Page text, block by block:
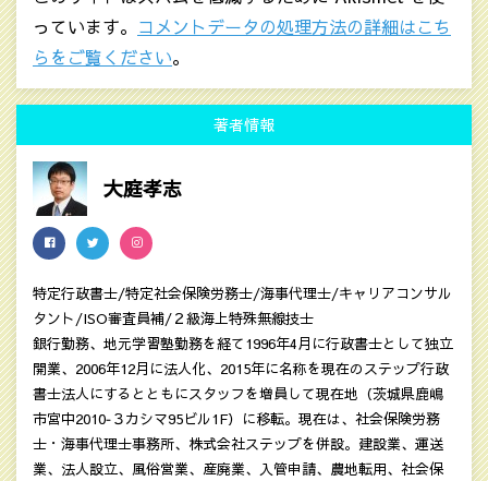
っています。 コメントデータの処理方法の詳細はこち
らをご覧ください。
著者情報
大庭孝志
特定行政書士/特定社会保険労務士/海事代理士/キャリアコンサル
タント/ISO審査員補/２級海上特殊無線技士
銀行勤務、地元学習塾勤務を経て1996年4月に行政書士として独立
開業、2006年12月に法人化、2015年に名称を現在のステップ行政
書士法人にするとともにスタッフを増員して現在地（茨城県鹿嶋
市宮中2010‐３カシマ95ビル1F）に移転。現在は、社会保険労務
士・海事代理士事務所、株式会社ステップを併設。建設業、運送
業、法人設立、風俗営業、産廃業、入管申請、農地転用、社会保